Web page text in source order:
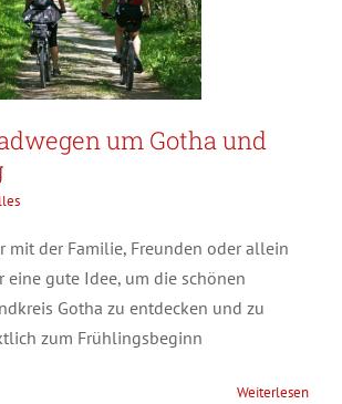
um Gotha und
mit der Familie, Freunden oder allein
eine gute Idee, um die schönen
Gotha zu entdecken und zu
zum Frühlingsbeginn
Weiterlesen